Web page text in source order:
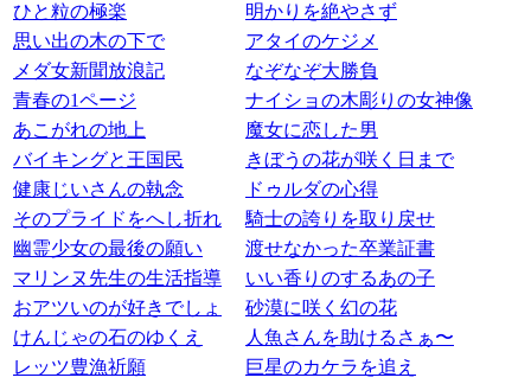
ひと粒の極楽
明かりを絶やさず
思い出の木の下で
アタイのケジメ
メダ女新聞放浪記
なぞなぞ大勝負
青春の1ページ
ナイショの木彫りの女神像
あこがれの地上
魔女に恋した男
バイキングと王国民
きぼうの花が咲く日まで
健康じいさんの執念
ドゥルダの心得
そのプライドをへし折れ
騎士の誇りを取り戻せ
幽霊少女の最後の願い
渡せなかった卒業証書
マリンヌ先生の生活指導
いい香りのするあの子
おアツいのが好きでしょ
砂漠に咲く幻の花
けんじゃの石のゆくえ
人魚さんを助けるさぁ〜
レッツ豊漁祈願
巨星のカケラを追え